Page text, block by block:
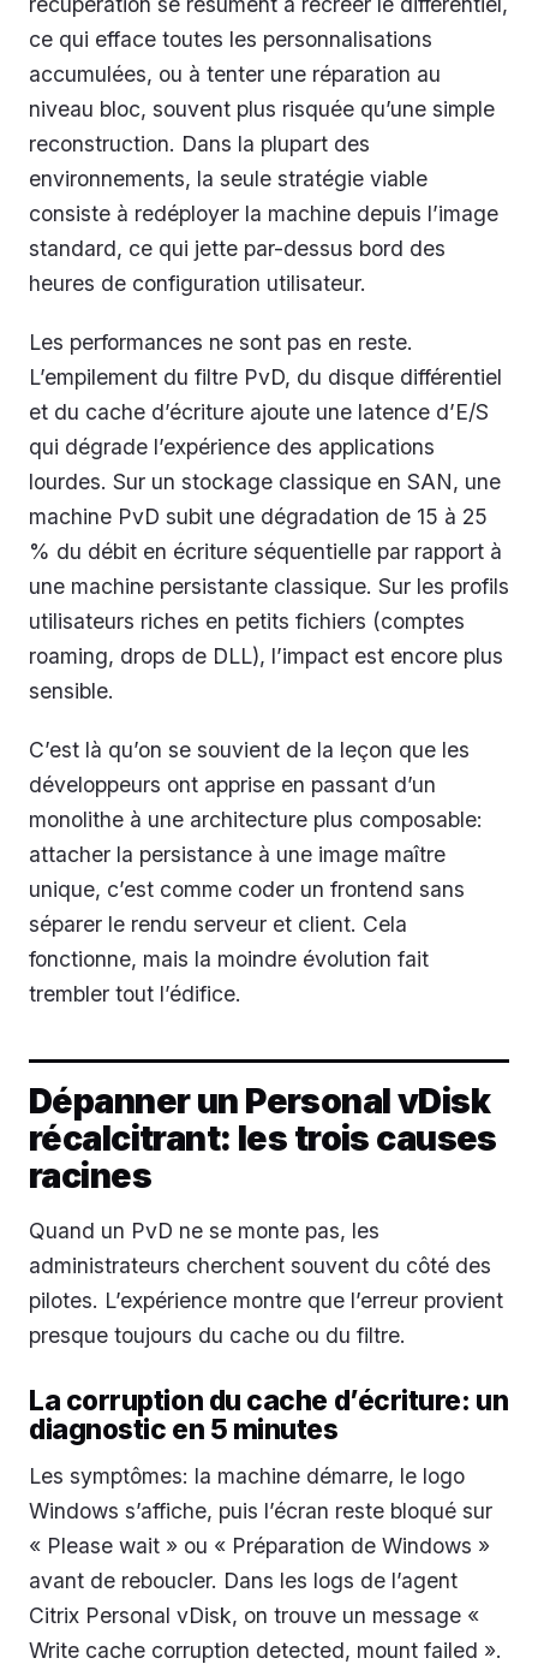
ce qui efface toutes les personnalisations
accumulées, ou à tenter une réparation au
niveau bloc, souvent plus risquée qu’une simple
reconstruction. Dans la plupart des
environnements, la seule stratégie viable
consiste à redéployer la machine depuis l’image
standard, ce qui jette par-dessus bord des
heures de configuration utilisateur.
Les performances ne sont pas en reste.
L’empilement du filtre PvD, du disque différentiel
et du cache d’écriture ajoute une latence d’E/S
qui dégrade l’expérience des applications
lourdes. Sur un stockage classique en SAN, une
machine PvD subit une dégradation de 15 à 25
% du débit en écriture séquentielle par rapport à
une machine persistante classique. Sur les profils
utilisateurs riches en petits fichiers (comptes
roaming, drops de DLL), l’impact est encore plus
sensible.
C’est là qu’on se souvient de la leçon que les
développeurs ont apprise en passant d’un
monolithe à une architecture plus composable:
attacher la persistance à une image maître
unique, c’est comme coder un frontend sans
séparer le rendu serveur et client. Cela
fonctionne, mais la moindre évolution fait
trembler tout l’édifice.
Dépanner un Personal vDisk
récalcitrant: les trois causes
racines
Quand un PvD ne se monte pas, les
administrateurs cherchent souvent du côté des
pilotes. L’expérience montre que l’erreur provient
presque toujours du cache ou du filtre.
La corruption du cache d’écriture: un
diagnostic en 5 minutes
Les symptômes: la machine démarre, le logo
Windows s’affiche, puis l’écran reste bloqué sur
« Please wait » ou « Préparation de Windows »
avant de reboucler. Dans les logs de l’agent
Citrix Personal vDisk, on trouve un message «
Write cache corruption detected, mount failed ».